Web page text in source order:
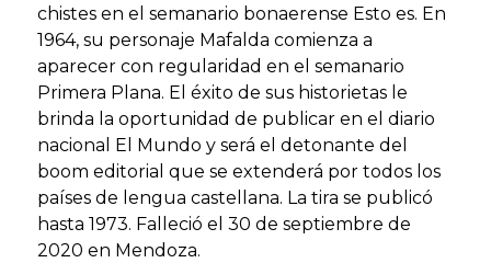
chistes en el semanario bonaerense Esto es. En
1964, su personaje Mafalda comienza a
aparecer con regularidad en el semanario
Primera Plana. El éxito de sus historietas le
brinda la oportunidad de publicar en el diario
nacional El Mundo y será el detonante del
boom editorial que se extenderá por todos los
países de lengua castellana. La tira se publicó
hasta 1973. Falleció el 30 de septiembre de
2020 en Mendoza.